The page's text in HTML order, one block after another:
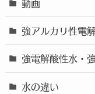
動画
強アルカリ性電
強電解酸性水・
水の違い